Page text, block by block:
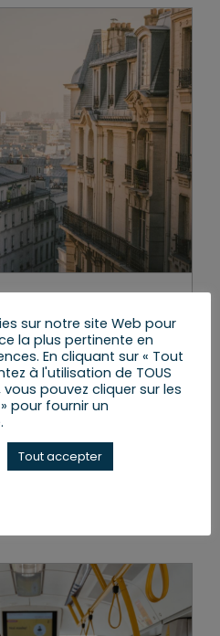
à 3,5 %
La Circo 9,Le Travail
et les Lois,Mes
sur notre site Web pour
la plus pertinente en
En cliquant sur « Tout
à l'utilisation de TOUS
pouvez cliquer sur les
pour fournir un
Tout accepter